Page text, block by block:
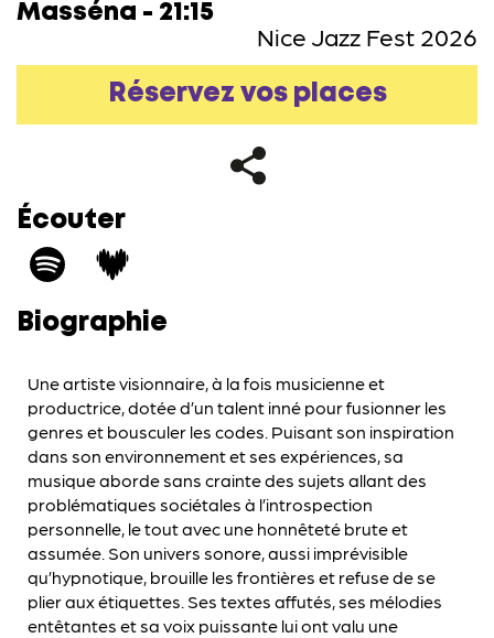
Masséna - 21:15
Nice Jazz Fest 2026
Réservez vos places
Écouter
Biographie
Une artiste visionnaire, à la fois musicienne et
productrice, dotée d’un talent inné pour fusionner les
genres et bousculer les codes. Puisant son inspiration
dans son environnement et ses expériences, sa
musique aborde sans crainte des sujets allant des
problématiques sociétales à l’introspection
personnelle, le tout avec une honnêteté brute et
assumée. Son univers sonore, aussi imprévisible
qu’hypnotique, brouille les frontières et refuse de se
plier aux étiquettes. Ses textes affutés, ses mélodies
entêtantes et sa voix puissante lui ont valu une